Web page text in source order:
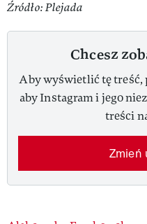
Źródło: Plejada
Chcesz
Aby wyświetlić tę treść,
aby Instagram i jego
treści
Zmień